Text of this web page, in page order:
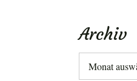
Archiv
Archiv